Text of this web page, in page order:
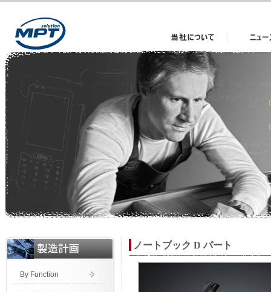
By Function
ノートブック D パート